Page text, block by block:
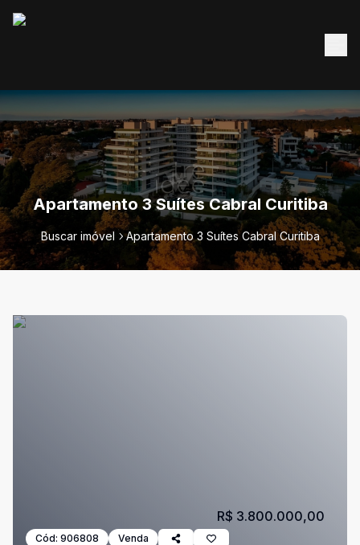
Apartamento 3 Suítes Cabral Curitiba
Buscar imóvel Apartamento 3 Suítes Cabral Curitiba
Cód: 906808 Venda
R$ 3.800.000,00